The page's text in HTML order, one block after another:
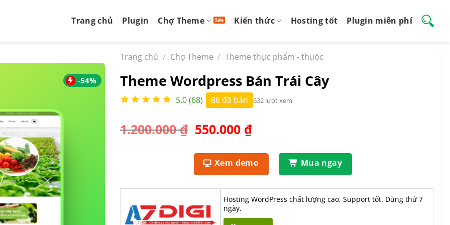
Trang chủ Plugin Chợ Theme Kiến thức Hosting tốt Plugin miễn phí
-54%
Trang chủ / Chợ Theme / Theme thực phẩm - thuốc
Theme Wordpress Bán Trái Cây
5.0 (68) 86 đã bán 632 lượt xem
1.200.000₫ Giá
là:
1.200.000 ₫.
550.000 ₫Giá
tại
là:
550.000 ₫.
Xem demo Mua ngay
Hosting WordPress chất lượng cao. Support tốt. Dùng thử 7
ngày.